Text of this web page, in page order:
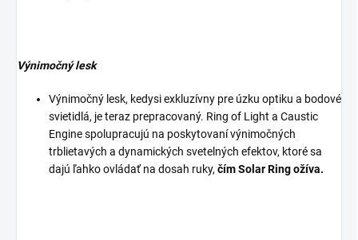
Výnimočný lesk
Výnimočný lesk, kedysi exkluzívny pre úzku optiku a bodové
svietidlá, je teraz prepracovaný. Ring of Light a Caustic
Engine spolupracujú na poskytovaní výnimočných
trblietavých a dynamických svetelných efektov, ktoré sa
dajú ľahko ovládať na dosah ruky, čím Solar Ring ožíva.